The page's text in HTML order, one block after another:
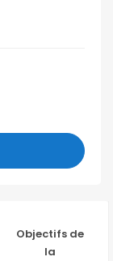
Objectifs de
la